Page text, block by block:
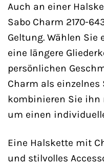
Auch an einer
Sabo Charm 2170-
Geltung. Wählen
eine längere
persönlichen
Charm als
kombinieren Sie ihn
um einen
Eine Halskette mit
und stilvolles